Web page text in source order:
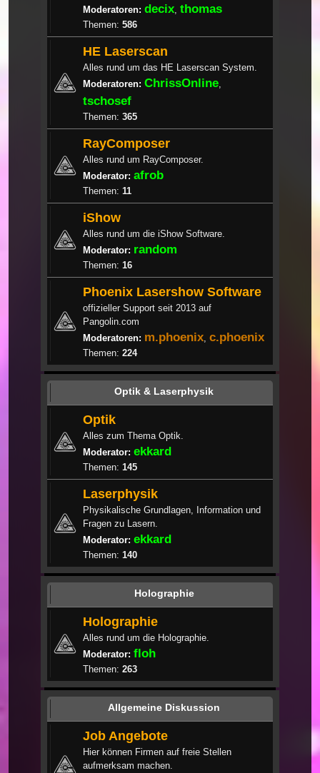
Moderatoren: decix thomas
Themen: 586
HE Laserscan
Alles rund um das HE Laserscan System.
Moderatoren: ChrissOnline
tschosef
Themen: 365
RayComposer
Alles rund um RayComposer.
Moderator: afrob
Themen: 11
iShow
Alles rund um die iShow Software.
Moderator: random
Themen: 16
Phoenix Lasershow Software
offizieller Support seit 2013 auf
Pangolin.com
Moderatoren: m.phoenix c.phoenix
Themen: 224
Optik & Laserphysik
Optik
Alles zum Thema Optik.
Moderator: ekkard
Themen: 145
Laserphysik
Physikalische Grundlagen, Information und
Fragen zu Lasern.
Moderator: ekkard
Themen: 140
Holographie
Holographie
Alles rund um die Holographie.
Moderator: floh
Themen: 263
Allgemeine Diskussion
Job Angebote
Hier können Firmen auf freie Stellen
aufmerksam machen.